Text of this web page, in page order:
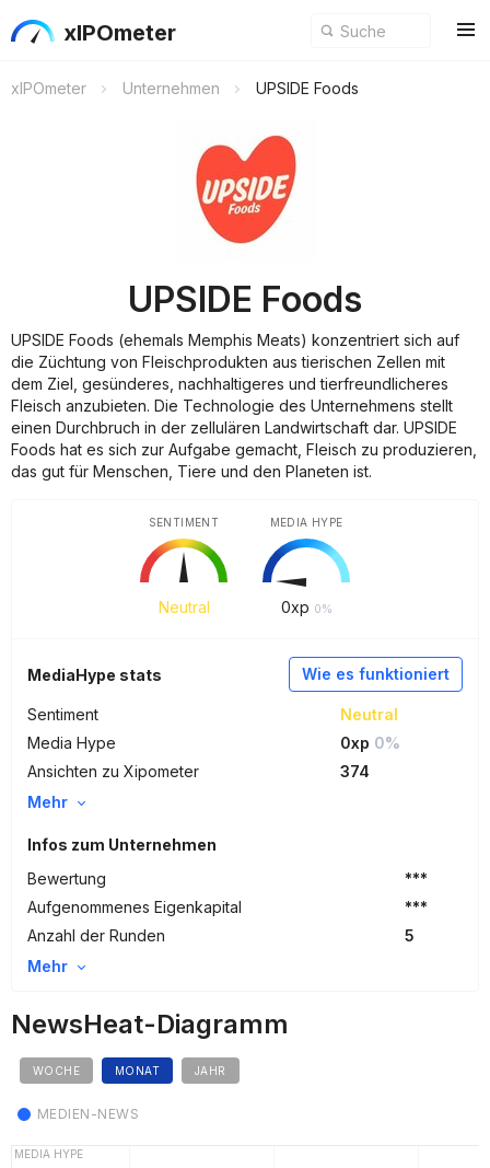
xIPOmeter
xIPOmeter Unternehmen UPSIDE Foods
UPSIDE Foods
UPSIDE Foods (ehemals Memphis Meats) konzentriert sich auf
die Züchtung von Fleischprodukten aus tierischen Zellen mit
dem Ziel, gesünderes, nachhaltigeres und tierfreundlicheres
Fleisch anzubieten. Die Technologie des Unternehmens stellt
einen Durchbruch in der zellulären Landwirtschaft dar. UPSIDE
Foods hat es sich zur Aufgabe gemacht, Fleisch zu produzieren,
das gut für Menschen, Tiere und den Planeten ist.
Neutral
SENTIMENT
0xp 0%
MEDIA HYPE
Wie es funktioniert
MediaHype stats
Sentiment
Neutral
Media Hype
0xp 0%
Ansichten zu Xipometer
374
Mehr
Infos zum Unternehmen
Bewertung
***
Aufgenommenes Eigenkapital
***
Anzahl der Runden
5
Mehr
NewsHeat-Diagramm
WOCHE MONAT JAHR
MEDIEN-NEWS